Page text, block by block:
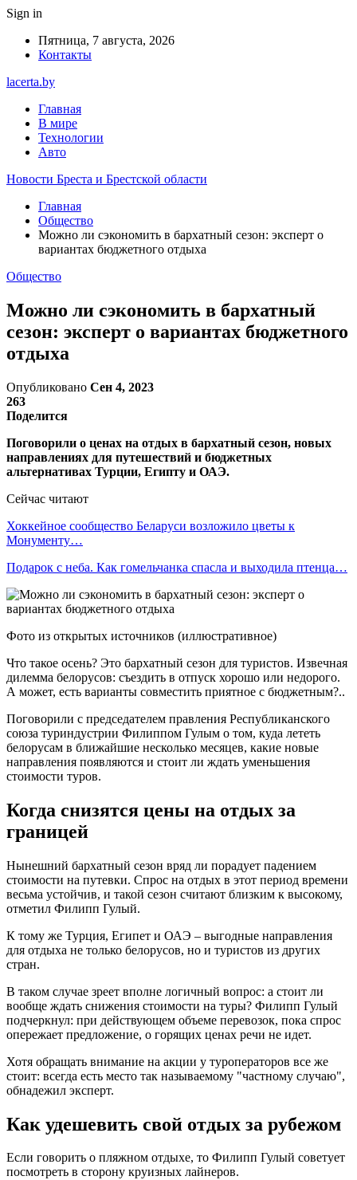
Sign in
Пятница, 7 августа, 2026
Контакты
lacerta.by
Главная
В мире
Технологии
Авто
Новости Бреста и Брестской области
Главная
Общество
Можно ли сэкономить в бархатный сезон: эксперт о
вариантах бюджетного отдыха
Общество
Можно ли сэкономить в бархатный
сезон: эксперт о вариантах бюджетного
отдыха
Опубликовано Сен 4, 2023
263
Поделится
Поговорили о ценах на отдых в бархатный сезон, новых
направлениях для путешествий и бюджетных
альтернативах Турции, Египту и ОАЭ.
Сейчас читают
Хоккейное сообщество Беларуси возложило цветы к
Монументу…
Подарок с неба. Как гомельчанка спасла и выходила птенца…
Фото из открытых источников (иллюстративное)
Что такое осень? Это бархатный сезон для туристов. Извечная
дилемма белорусов: съездить в отпуск хорошо или недорого.
А может, есть варианты совместить приятное с бюджетным?..
Поговорили с председателем правления Республиканского
союза туриндустрии Филиппом Гулым о том, куда лететь
белорусам в ближайшие несколько месяцев, какие новые
направления появляются и стоит ли ждать уменьшения
стоимости туров.
Когда снизятся цены на отдых за
границей
Нынешний бархатный сезон вряд ли порадует падением
стоимости на путевки. Спрос на отдых в этот период времени
весьма устойчив, и такой сезон считают близким к высокому,
отметил Филипп Гулый.
К тому же Турция, Египет и ОАЭ – выгодные направления
для отдыха не только белорусов, но и туристов из других
стран.
В таком случае зреет вполне логичный вопрос: а стоит ли
вообще ждать снижения стоимости на туры? Филипп Гулый
подчеркнул: при действующем объеме перевозок, пока спрос
опережает предложение, о горящих ценах речи не идет.
Хотя обращать внимание на акции у туроператоров все же
стоит: всегда есть место так называемому "частному случаю",
обнадежил эксперт.
Как удешевить свой отдых за рубежом
Если говорить о пляжном отдыхе, то Филипп Гулый советует
посмотреть в сторону круизных лайнеров.